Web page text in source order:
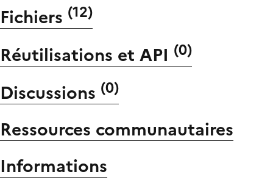
Fichiers (12)
Réutilisations et API (0)
Discussions (0)
Ressources communautaires
Informations